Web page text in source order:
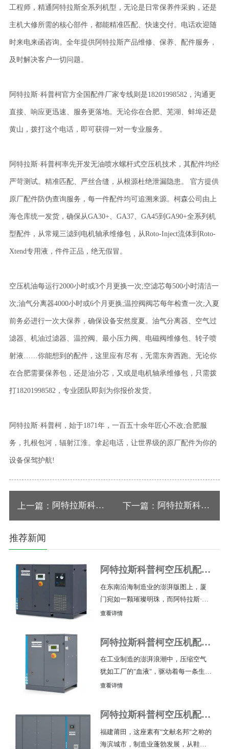
工程师，精通阿特拉斯全系列机型，无论是日常保养件采购，还是
主机大修所需的核心部件，都能精准匹配、快速交付。电话欢迎随
时来电来函咨询。全年提供阿特拉斯产品维修、保养、配件服务，
及时解决客户一切问题。
阿特拉斯·科普柯官方全国配件厂家专线则是18201998582，沟通更
直接、响应更迅速、服务更落地。无论你在合肥、芜湖、蚌埠还是
黄山，拨打这个电话，即可获得一对一专业服务。
阿特拉斯·科普柯率先开发无油喷水螺杆式空压机技术，其配件均经
严苛测试。精准匹配、严丝合缝，从根源杜绝泄漏隐患。 官方提供
原厂配件防伪查询服务，每一件配件均可追溯来源。柯森公司由上
海仓库统一发货，确保从GA30+、GA37、GA45到GA90+全系列机
型配件，从常规三滤到电机轴承维修包，从Roto-Inject流体到Roto-
Xtend专用液，件件正品，绝无假冒。
空压机油每运行2000小时或3个月更换一次;空滤芯每500小时清洁一
次;油气分离器4000小时或6个月更换;温控阀阀芯每年检查一次;入夏
前务必进行一次大保养，确保设备安然度夏。 油气分离器、空气过
滤器、机油过滤器、温控阀、最小压力阀、电磁阀维修包、转子喷
射液……你能想到的配件，这里应有尽有，无需东奔西跑。 无论你
在合肥需要保养包，还是油分芯，又或是电机轴承维修包，只需拨
打18201998582，专业团队即刻为你报价发货。
阿特拉斯·科普柯，始于1871年，一百五十余年匠心不改;合肥服
务，扎根包河，辐射江淮。拿起电话，让世界级的原厂配件为你的
设备保驾护航!
上一篇： 阿特拉斯科普
柯空压机配件
下一篇： 阿特拉斯科普
柯空压机配件
推荐新闻
阿特拉斯科普柯空压机配件
福建厦门厂家电话多少？
在东南沿海制造业的澎湃版图上，厦
门宛如一颗璀璨明珠，而阿特拉斯·科
普柯空压机配件的供应网络，正如城
企业主而言，找到一家靠谱的配件供
应商，无异于为生产线装上一颗强劲
而稳定的"心脏"。厦门地区阿特拉斯科
普柯空压机配件供应渠道是哪个？核
心联系方式是哪个？阿特拉斯科普柯
998582！ 1.厦门，阿特拉斯科普柯配
查看详情
阿特拉斯科普柯空压机配件
福建泉州厂家电话多少？
在工业制造的澎湃浪潮中，压缩空气
犹如工厂的"血液"，驱动着每一条生产
线的高效运转。而空压机配件，便是
脉。对于福建泉州及周边地区的企业
而言，寻找一家专业可靠的阿特拉斯
科普柯空压机配件供应商，无疑是降
低生产成本、保障设备长效运行的关
查看详情
阿特拉斯科普柯空压机配件
福建莆田厂家电话多少？
福建莆田，这座素有"文献名邦"之称的
海滨城市，制造业蓬勃发展，从鞋服